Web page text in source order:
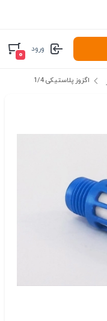
ورود
۰
اگزوز پلاستیکی 1/4